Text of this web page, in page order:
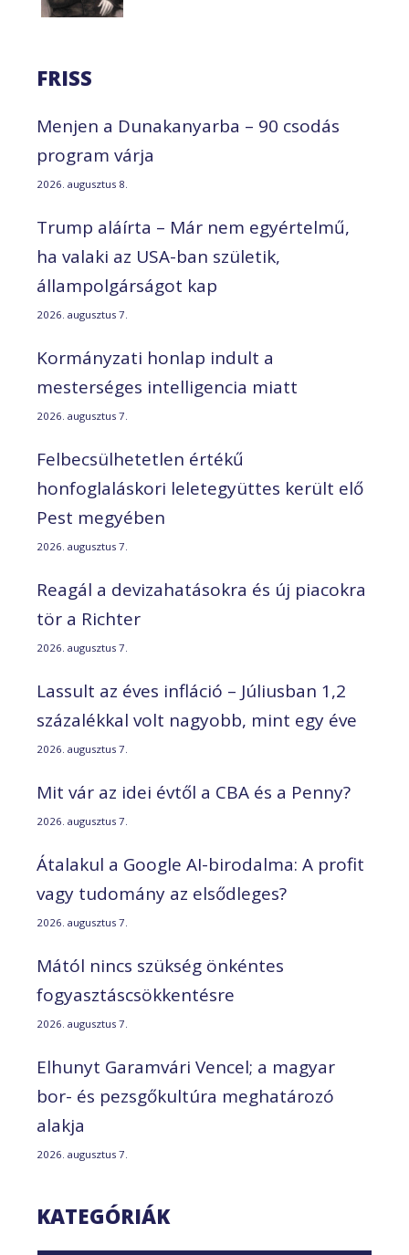
FRISS
Menjen a Dunakanyarba – 90 csodás
program várja
2026. augusztus 8.
Trump aláírta – Már nem egyértelmű,
ha valaki az USA-ban születik,
állampolgárságot kap
2026. augusztus 7.
Kormányzati honlap indult a
mesterséges intelligencia miatt
2026. augusztus 7.
Felbecsülhetetlen értékű
honfoglaláskori leletegyüttes került elő
Pest megyében
2026. augusztus 7.
Reagál a devizahatásokra és új piacokra
tör a Richter
2026. augusztus 7.
Lassult az éves infláció – Júliusban 1,2
százalékkal volt nagyobb, mint egy éve
2026. augusztus 7.
Mit vár az idei évtől a CBA és a Penny?
2026. augusztus 7.
Átalakul a Google AI-birodalma: A profit
vagy tudomány az elsődleges?
2026. augusztus 7.
Mától nincs szükség önkéntes
fogyasztáscsökkentésre
2026. augusztus 7.
Elhunyt Garamvári Vencel; a magyar
bor- és pezsgőkultúra meghatározó
alakja
2026. augusztus 7.
KATEGÓRIÁK